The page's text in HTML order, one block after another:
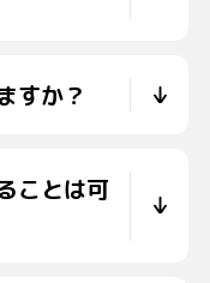
すか？
ことは可